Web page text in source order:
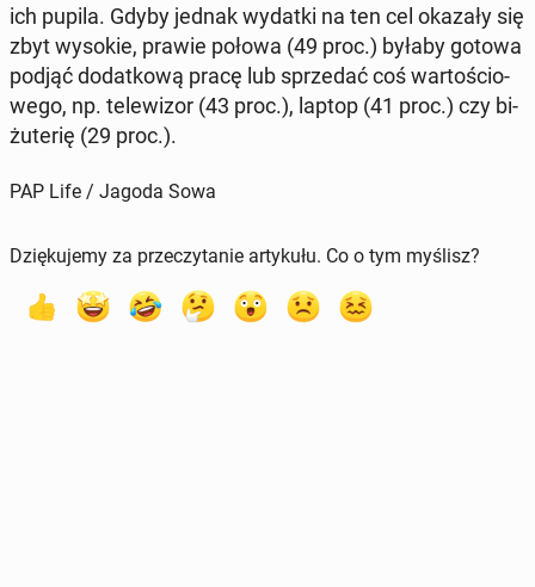
ich pupila. Gdyby jednak wydatki na ten cel okazały się
zbyt wysokie, prawie połowa (49 proc.) byłaby gotowa
podjąć do­dat­ko­wą pracę lub sprze­dać coś war­to­ścio­
we­go, np. te­le­wi­zor (43 proc.), laptop (41 proc.) czy bi­
żu­te­rię (29 proc.).
PAP Life / Jagoda Sowa
Dziękujemy za przeczytanie artykułu. Co o tym myślisz?